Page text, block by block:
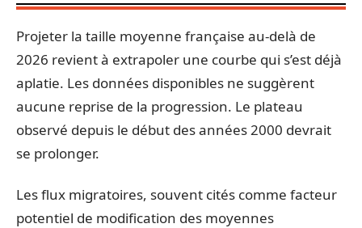
Projeter la taille moyenne française au-delà de
2026 revient à extrapoler une courbe qui s’est déjà
aplatie. Les données disponibles ne suggèrent
aucune reprise de la progression. Le plateau
observé depuis le début des années 2000 devrait
se prolonger.
Les flux migratoires, souvent cités comme facteur
potentiel de modification des moyennes